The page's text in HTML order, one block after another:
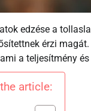
edzése a
érzi
a teljesítmény
article: